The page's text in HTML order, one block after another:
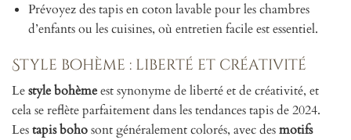
Prévoyez des tapis en coton lavable pour les chambres
d’enfants ou les cuisines, où entretien facile est essentiel.
Style bohème : liberté et créativité
Lestyle bohèmeest synonyme de liberté et de créativité, et
cela se reflète parfaitement dans les tendances tapis de 2024.
Lestapis bohosont généralement colorés, avec desmotifs